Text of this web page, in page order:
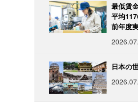
最低賃
平均
前年度
日本の